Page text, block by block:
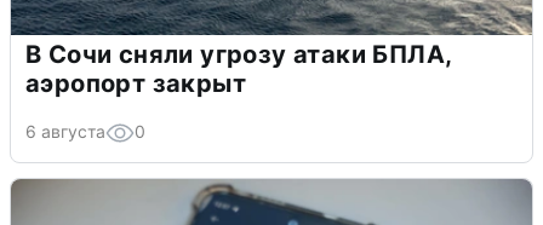
В Сочи сняли угрозу атаки БПЛА,
аэропорт закрыт
6 августа 0